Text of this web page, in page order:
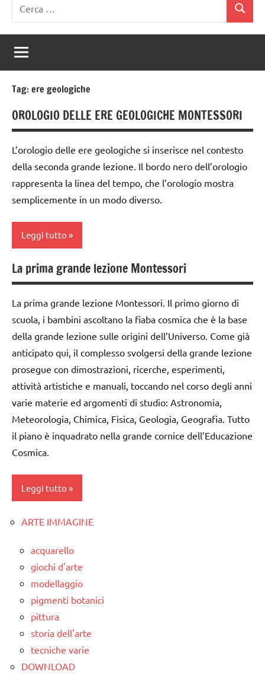
per:
Cerca
Tag:ere geologiche
OROLOGIO DELLE ERE GEOLOGICHE MONTESSORI
L’orologio delle ere geologiche si inserisce nel contesto
della seconda grande lezione. Il bordo nero dell’orologio
rappresenta la linea del tempo, che l’orologio mostra
semplicemente in un modo diverso.
Leggi tutto
dai
6
anni
DOWNLOAD
EDUCAZIONE
COSMICA
GUIDA
MONTESSORI
intuizione
la
Preistoria
materiale
nomenclature
Montessori
TUTTI GLI
ARGOMENTI
TUTTI GLI
La prima grande lezione Montessori
La prima grande lezione Montessori. Il primo giorno di
scuola, i bambini ascoltano la fiaba cosmica che è la base
della grande lezione sulle origini dell’Universo. Come già
anticipato qui, il complesso svolgersi della grande lezione
prosegue con dimostrazioni, ricerche, esperimenti,
attività artistiche e manuali, toccando nel corso degli anni
varie materie ed argomenti di studio: Astronomia,
Meteorologia, Chimica, Fisica, Geologia, Geografia. Tutto
il piano è inquadrato nella grande cornice dell’Educazione
Cosmica.
Leggi tutto
classe
classe
dai
6
anni
ARTE IMMAGINE
acquarello
giochi d'arte
modellaggio
pigmenti botanici
pittura
storia dell'arte
tecniche varie
DOWNLOAD